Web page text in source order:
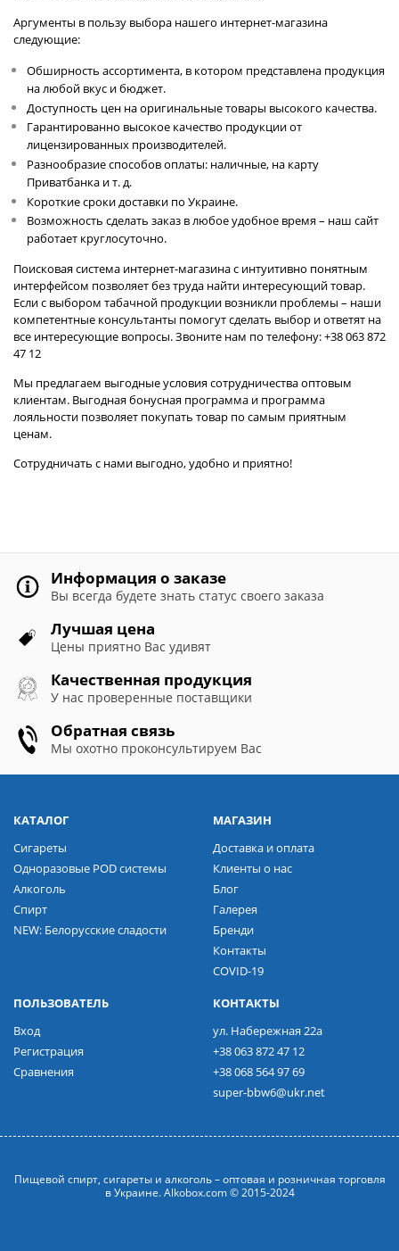
Аргументы в пользу выбора нашего интернет-магазина
следующие:
Обширность ассортимента, в котором представлена продукция
на любой вкус и бюджет.
Доступность цен на оригинальные товары высокого качества.
Гарантированно высокое качество продукции от
лицензированных производителей.
Разнообразие способов оплаты: наличные, на карту
Приватбанка и т. д.
Короткие сроки доставки по Украине.
Возможность сделать заказ в любое удобное время – наш сайт
работает круглосуточно.
Поисковая система интернет-магазина с интуитивно понятным
интерфейсом позволяет без труда найти интересующий товар.
Если с выбором табачной продукции возникли проблемы – наши
компетентные консультанты помогут сделать выбор и ответят на
все интересующие вопросы. Звоните нам по телефону: +38 063 872
47 12
Мы предлагаем выгодные условия сотрудничества оптовым
клиентам. Выгодная бонусная программа и программа
лояльности позволяет покупать товар по самым приятным
ценам.
Сотрудничать с нами выгодно, удобно и приятно!
Информация о заказе
Вы всегда будете знать статус своего заказа
Лучшая цена
Цены приятно Вас удивят
Качественная продукция
У нас проверенные поставщики
Обратная связь
Мы охотно проконсультируем Вас
КАТАЛОГ
Сигареты
Одноразовые POD системы
Алкоголь
Спирт
NEW: Белорусские сладости
МАГАЗИН
Доставка и оплата
Клиенты о нас
Блог
Галерея
Бренди
Контакты
COVID-19
ПОЛЬЗОВАТЕЛЬ
Вход
Регистрация
Сравнения
КОНТАКТЫ
ул. Набережная 22а
+38 063 872 47 12
+38 068 564 97 69
super-bbw6@ukr.net
Пищевой спирт, сигареты и алкоголь – оптовая и розничная торговля
в Украине. Alkobox.com © 2015-2024